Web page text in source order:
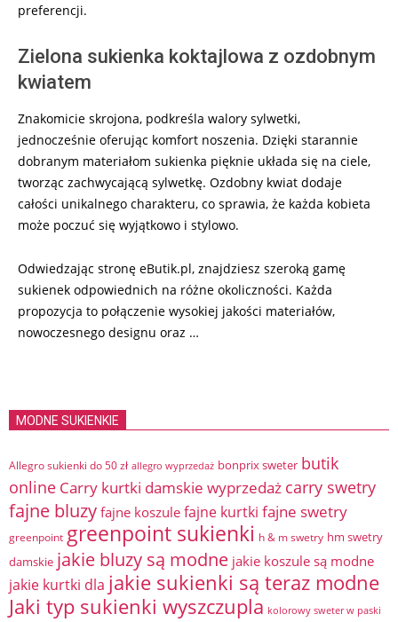
preferencji.
Zielona sukienka koktajlowa z ozdobnym
kwiatem
Znakomicie skrojona, podkreśla walory sylwetki,
jednocześnie oferując komfort noszenia. Dzięki starannie
dobranym materiałom sukienka pięknie układa się na ciele,
tworząc zachwycającą sylwetkę. Ozdobny kwiat dodaje
całości unikalnego charakteru, co sprawia, że każda kobieta
może poczuć się wyjątkowo i stylowo.
Odwiedzając stronę eButik.pl, znajdziesz szeroką gamę
sukienek odpowiednich na różne okoliczności. Każda
propozycja to połączenie wysokiej jakości materiałów,
nowoczesnego designu oraz …
MODNE SUKIENKIE
Allegro sukienki do 50 zł allegro wyprzedaż bonprix sweter butik
online Carry kurtki damskie wyprzedaż carry swetry
fajne bluzy fajne koszule fajne kurtki fajne swetry
greenpoint greenpoint sukienki h & m swetry hm swetry
damskie jakie bluzy są modne jakie koszule są modne
jakie kurtki dla jakie sukienki są teraz modne
Jaki typ sukienki wyszczupla kolorowy sweter w paski